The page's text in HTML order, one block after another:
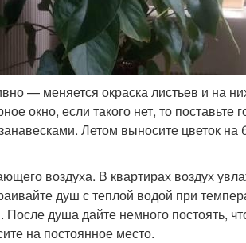
— меняется окраска листьев и на
окно, если такого нет, то поставьте
Летом выносите цветок
воздуха. В квартирах воздух
душ с теплой водой при
душа дайте немного постоять,
на постоянное место.